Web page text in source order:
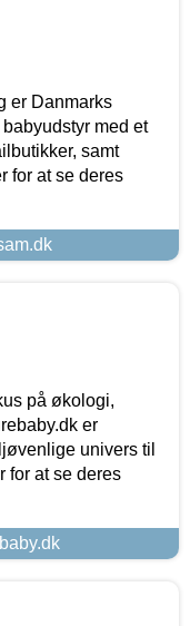
er Danmarks
med et
samt
for at se deres
på økologi,
er
univers til
for at se deres